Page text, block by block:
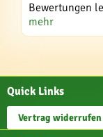
Bewertungen
mehr
Quick Links
Vertrag widerrufen